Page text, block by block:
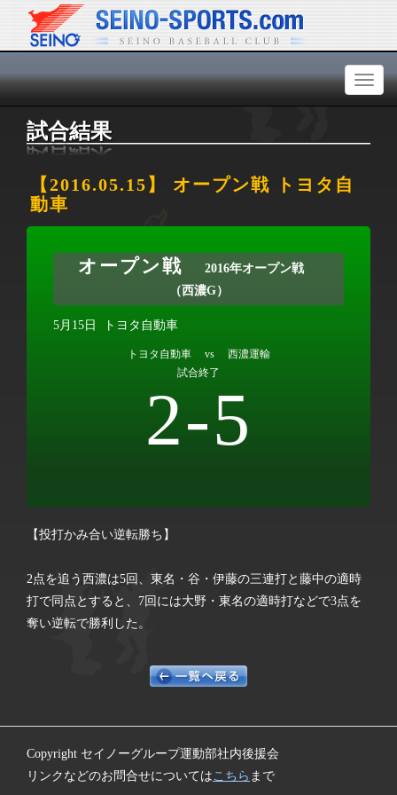
Toggle
試合結果
【2016.05.15】 オープン戦 トヨタ自
動車
オープン戦
2016年オープン戦
（西濃G）
5月15日 トヨタ自動車
トヨタ自動車 vs 西濃運輸
試合終了
2-5
【投打かみ合い逆転勝ち】
2点を追う西濃は5回、東名・谷・伊藤の三連打と藤中の適時
打で同点とすると、7回には大野・東名の適時打などで3点を
奪い逆転で勝利した。
Copyright セイノーグループ運動部社内後援会
リンクなどのお問合せについてはこちら まで